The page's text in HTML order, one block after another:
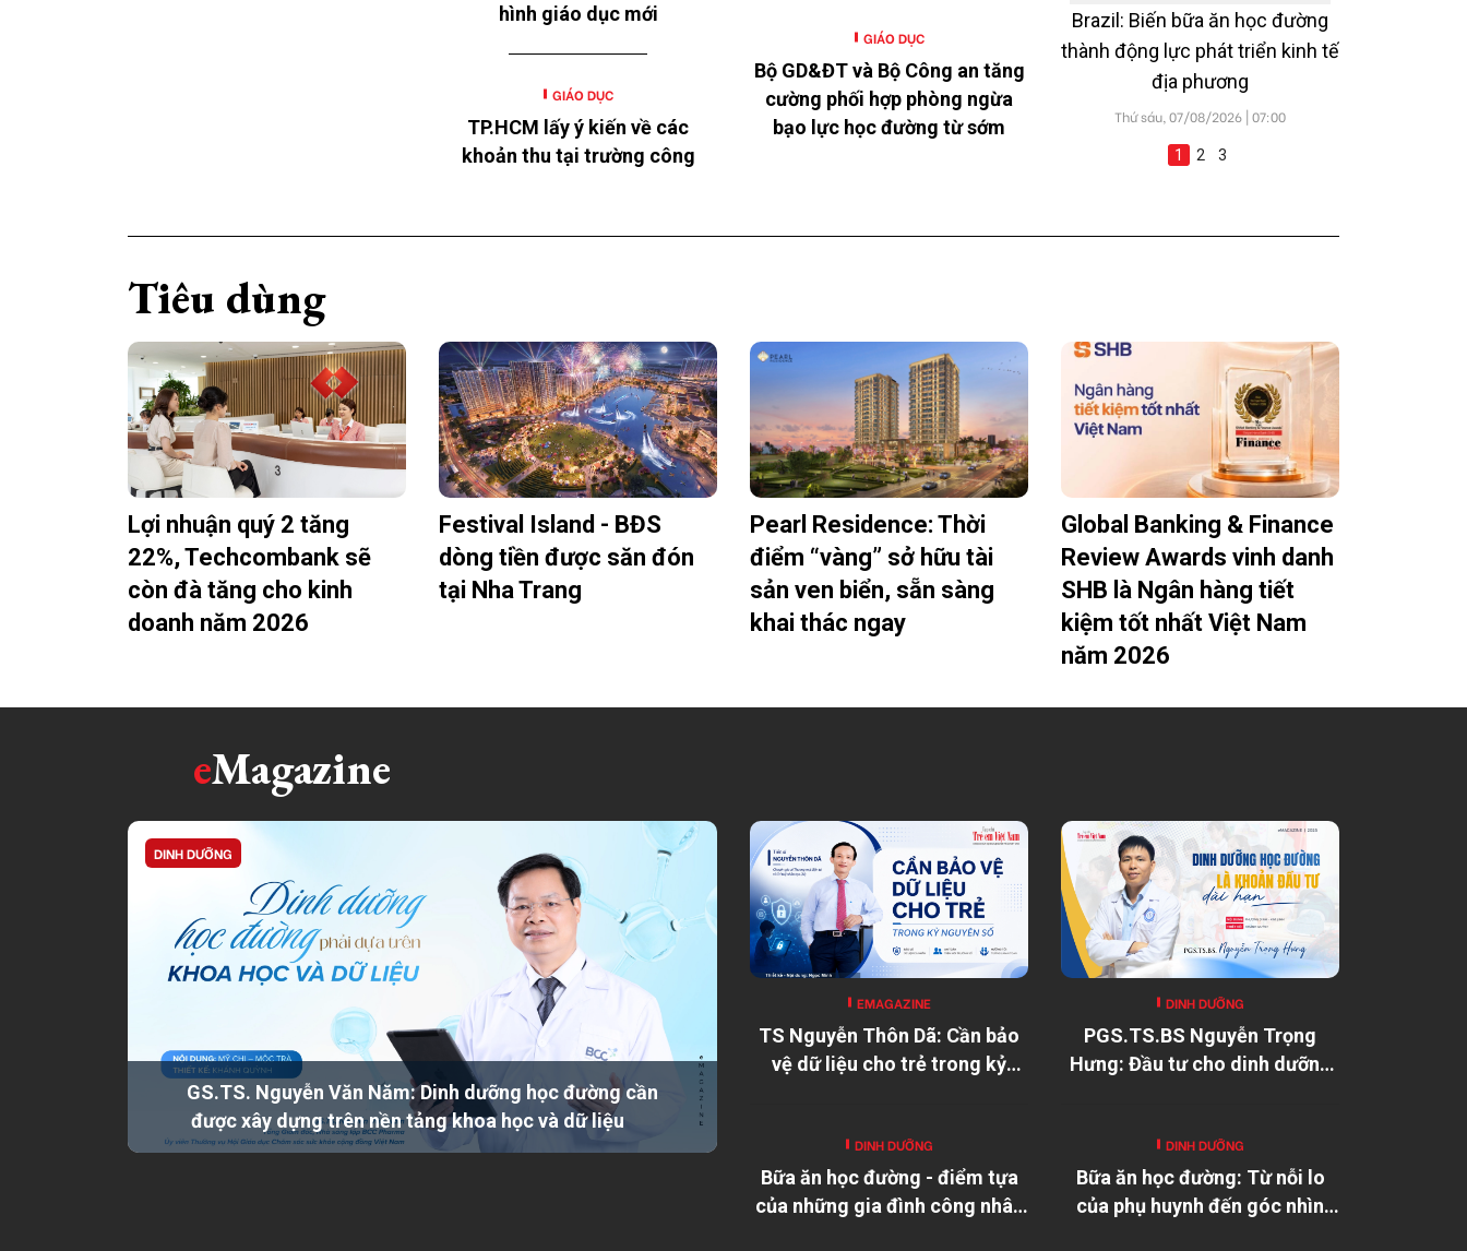
Brazil: Biến bữa ăn học đường
thành động lực phát triển kinh tế
địa phương
Thứ sáu, 07/08/2026 | 07:00
1 2 3
hình giáo dục mới
GIÁO DỤC
TP.HCM lấy ý kiến về các
khoản thu tại trường công
GIÁO DỤC
Bộ GD&ĐT và Bộ Công an tăng
cường phối hợp phòng ngừa
bạo lực học đường từ sớm
Tiêu dùng
Lợi nhuận quý 2 tăng
22%, Techcombank sẽ
còn đà tăng cho kinh
doanh năm 2026
Festival Island - BĐS
dòng tiền được săn đón
tại Nha Trang
Pearl Residence: Thời
điểm “vàng” sở hữu tài
sản ven biển, sẵn sàng
khai thác ngay
Global Banking & Finance
Review Awards vinh danh
SHB là Ngân hàng tiết
kiệm tốt nhất Việt Nam
năm 2026
eMagazine
DINH DƯỠNG
GS.TS. Nguyễn Văn Năm: Dinh dưỡng học đường cần
được xây dựng trên nền tảng khoa học và dữ liệu
EMAGAZINE
TS Nguyễn Thôn Dã: Cần bảo
vệ dữ liệu cho trẻ trong kỷ
DINH DƯỠNG
Bữa ăn học đường - điểm tựa
của những gia đình công nhân
DINH DƯỠNG
PGS.TS.BS Nguyễn Trọng
Hưng: Đầu tư cho dinh dưỡng
DINH DƯỠNG
Bữa ăn học đường: Từ nỗi lo
của phụ huynh đến góc nhìn